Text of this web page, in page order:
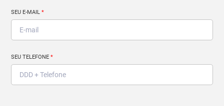
SEU E-MAIL*
SEU TELEFONE*